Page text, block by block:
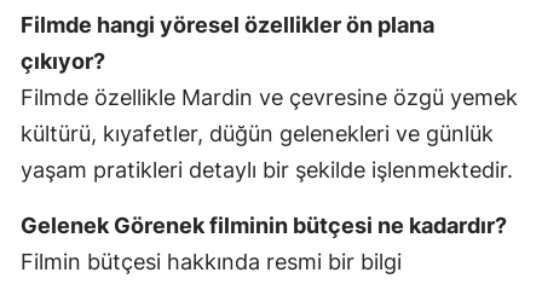
Filmde hangi yöresel özellikler ön plana
çıkıyor?
Filmde özellikle Mardin ve çevresine özgü yemek
kültürü, kıyafetler, düğün gelenekleri ve günlük
yaşam pratikleri detaylı bir şekilde işlenmektedir.
Gelenek Görenek filminin bütçesi ne kadardır?
Filmin bütçesi hakkında resmi bir bilgi